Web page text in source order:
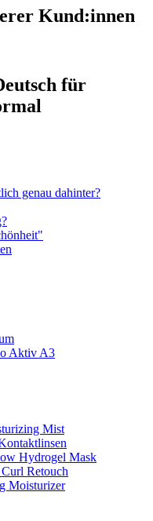
Kund:innen
für
genau dahinter?
Aktiv A3
Mist
Hydrogel Mask
Retouch
Moisturizer